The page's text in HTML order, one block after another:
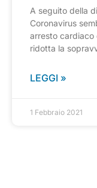
A seguito della
Coronavirus
arresto
ridotta la
LEGGI »
1 Febbraio 2021